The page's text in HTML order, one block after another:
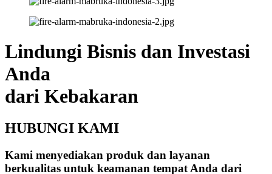
Lindungi Bisnis dan Investasi
Anda
dari Kebakaran
HUBUNGI KAMI
Kami menyediakan produk dan layanan
berkualitas untuk keamanan tempat Anda dari